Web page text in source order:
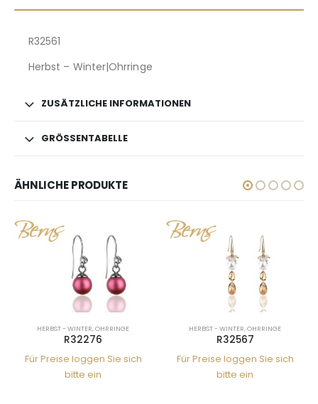
R32561
Herbst – Winter|Ohrringe
ZUSÄTZLICHE INFORMATIONEN
GRÖSSENTABELLE
ÄHNLICHE PRODUKTE
OHRRINGE
loggen Sie sich
HERBST - WINTER OHRRINGE
Für Preise loggen Sie sich
HERBST -
Für Preise